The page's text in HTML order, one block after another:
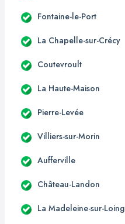
Fontaine-le-Port
La Chapelle-sur-Crécy
Coutevroult
La Haute-Maison
Pierre-Levée
Villiers-sur-Morin
Aufferville
Château-Landon
La Madeleine-sur-Loing